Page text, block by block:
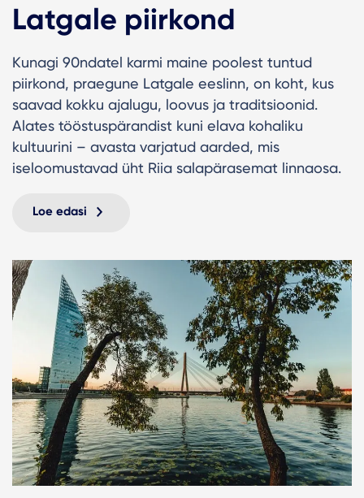
Latgale piirkond
Kunagi 90ndatel karmi maine poolest tuntud
piirkond, praegune Latgale eeslinn, on koht, kus
saavad kokku ajalugu, loovus ja traditsioonid.
Alates tööstuspärandist kuni elava kohaliku
kultuurini – avasta varjatud aarded, mis
iseloomustavad üht Riia salapärasemat linnaosa.
Loe edasi